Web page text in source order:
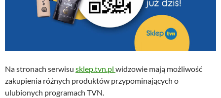
Na stronach serwisu sklep.tvn.pl widzowie mają możliwość
zakupienia różnych produktów przypominających o
ulubionych programach TVN.